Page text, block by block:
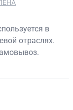
в
отраслях.